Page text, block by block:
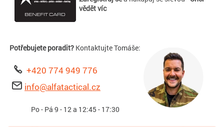
vědět víc
Potřebujete poradit? Kontaktujte Tomáše:
+420 774 949 776
info@alfatactical.cz
Po - Pá 9 - 12 a 12:45 - 17:30